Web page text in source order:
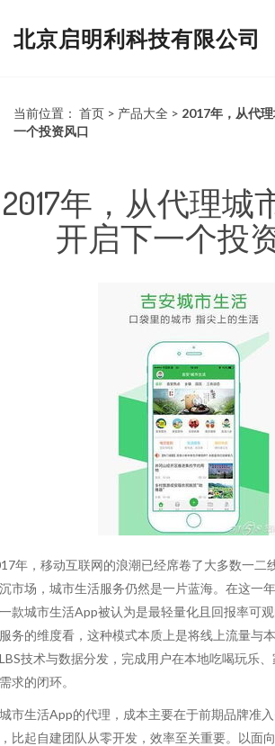
北京启明利科技有限公司
当前位置： 首页 > 产品大全 > 2017年，从代
一个投资风口
2017年，从代理城
开启下一个投
年，移动互联网的浪潮已经席卷了大多数一二
市场，城市生活服务仍然是一片蓝海。在这一
款城市生活App被认为是最轻量化且回报率可
务的维度看，这种模式本质上是将线上流量与
技术与数据分发，完成用户在本地吃喝玩乐
求的闭环。
市生活App的代理，成本主要在于前期品牌准
比起自建团队从零开发，效率至关重要。以面